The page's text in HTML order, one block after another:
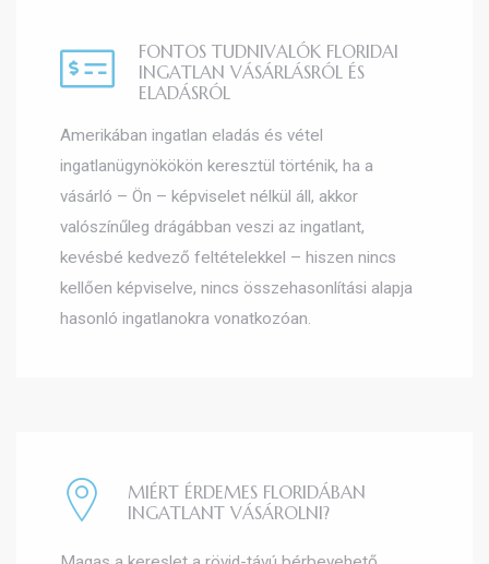
FONTOS TUDNIVALÓK FLORIDAI
INGATLAN VÁSÁRLÁSRÓL ÉS
ELADÁSRÓL
Amerikában ingatlan eladás és vétel
ingatlanügynökökön keresztül történik, ha a
vásárló – Ön – képviselet nélkül áll, akkor
valószínűleg drágábban veszi az ingatlant,
kevésbé kedvező feltételekkel – hiszen nincs
kellően képviselve, nincs összehasonlítási alapja
hasonló ingatlanokra vonatkozóan.
MIÉRT ÉRDEMES FLORIDÁBAN
INGATLANT VÁSÁROLNI?